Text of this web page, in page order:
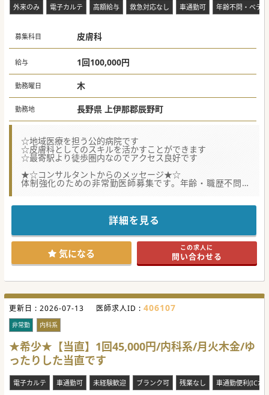
外来のみ 電子カルテ 高額給与 救急対応なし 車通勤可 年齢不問・ベテ
募集科目 皮膚科
給与 1回100,000円
勤務曜日 木
勤務地 長野県 上伊那郡辰野町
☆地域医療を担う公的病院です
☆皮膚科としてのスキルを活かすことができます
☆最寄駅より徒歩圏内なのでアクセス良好です
★☆コンサルタントからのメッセージ★☆
体制強化のための非常勤医師募集です。年齢・職歴不問で
す。
ませんか。
地域医療に熱意を持っている方、思いやりのある方を歓迎し
詳細を見る
気になる この求人に
問い合わせる
更新日 : 2026-07-13 医師求人ID : 406107
非常勤 内科系
★希少★【当直】1回45,000円/内科系/月火木金/ゆ
ったりした当直です
電子カルテ 車通勤可 未経験歓迎 ブランク可 残業なし 車通勤便利(ICか